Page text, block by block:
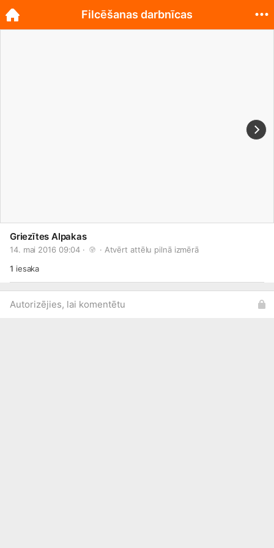
Griezītes Alpakas
14. mai 2016 09:04 · · Atvērt attēlu pilnā izmērā
1 iesaka
Autorizējies, lai komentētu
Filcēšanas darbnīcas